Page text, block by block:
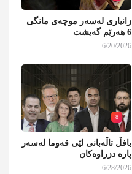
زانیاری لەسەر موچەی مانگی
6 هەرێم گەیشت
6/20/2026
8
بافڵ تاڵەبانی لێی قەوما لەسەر
پارە دزراوەکان
6/28/2026